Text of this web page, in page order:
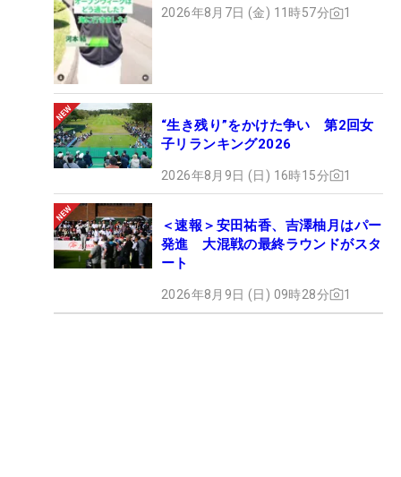
2026年8月7日 (金) 11時57分 1
“生き残り”をかけた争い 第2回女
子リランキング2026
2026年8月9日 (日) 16時15分 1
＜速報＞安田祐香、吉澤柚月はパー
発進 大混戦の最終ラウンドがスタ
ート
2026年8月9日 (日) 09時28分 1